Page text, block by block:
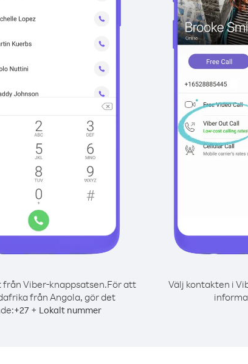
från Viber-knappsatsen.För att
från Angola, gör det
+27 + Lokalt nummer
Välj kontakten i